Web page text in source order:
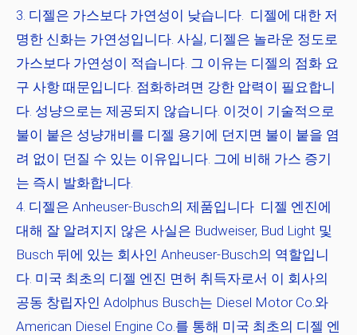
디젤은 가스보다 가연성이 낮습니다. 디젤에 대한 저
명한 신화는 가연성입니다. 사실, 디젤은 놀라운 정도로
가스보다 가연성이 적습니다. 그 이유는 디젤의 점화 요
구 사항 때문입니다. 점화하려면 강한 압력이 필요합니
다. 성냥으로는 제공되지 않습니다. 이것이 기술적으로
불이 붙은 성냥개비를 디젤 용기에 던지면 불이 붙을 염
려 없이 던질 수 있는 이유입니다. 그에 비해 가스 증기
는 즉시 발화합니다.
디젤은 Anheuser-Busch의 제품입니다 디젤 엔진에
대해 잘 알려지지 않은 사실은 Budweiser, Bud Light 및
Busch 뒤에 있는 회사인 Anheuser-Busch의 역할입니
다. 미국 최초의 디젤 엔진 면허 취득자로서 이 회사의
공동 창립자인 Adolphus Busch는 Diesel Motor Co.와
American Diesel Engine Co.를 통해 미국 최초의 디젤 엔